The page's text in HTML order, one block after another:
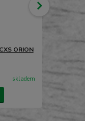
ORION
skladem
CXS
698 Kč